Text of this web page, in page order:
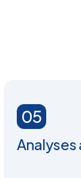
Analyses
05